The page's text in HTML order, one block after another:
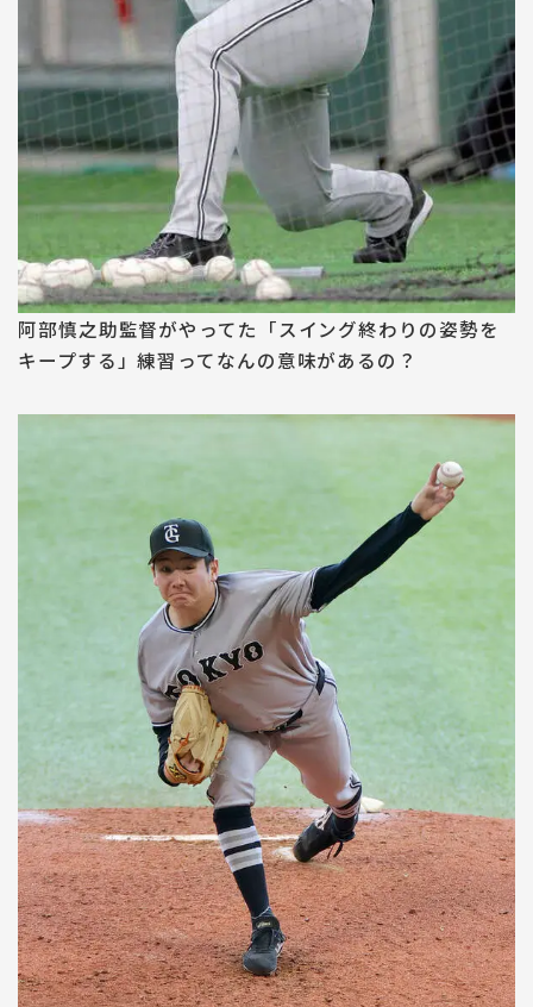
阿部慎之助監督がやってた「スイング終わりの姿勢を
キープする」練習ってなんの意味があるの？